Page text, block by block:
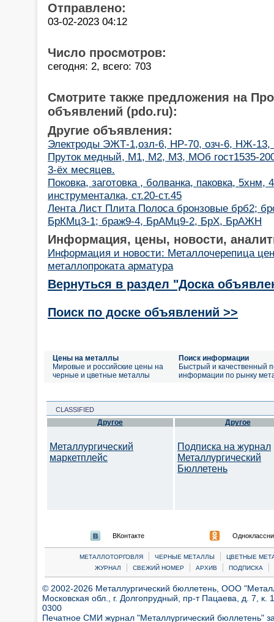
Отправлено:
03-02-2023 04:12
Число просмотров:
сегодня: 2, всего: 703
Смотрите также предложения на
объявлений (pdo.ru):
Другие объявления:
Электроды ЭЖТ-1,озл-6, НР-70, озч-6, НЖ-
Пруток медный, М1, М2, М3, МОб гост1535-
3-ёх месяцев.
Поковка, заготовка , болванка, паковка, 5хнм,
инструменталка, ст.20-ст.45
Лента Лист Плита Полоса бронзовые брб2;
БрКМц3-1; браж9-4, БрАМц9-2, БрХ, БрАЖН
Информация, цены, новости,
Информация и новости: Металлочерепица
металлопроката арматура
Вернуться в раздел "Доска
Поиск по доске объявлений >>
Цены на металлы
Мировые и российские цены на
черные и цветные металлы
Поиск информации
Быстрый и качественный
информации по рынку
CLASSIFIED
Другое
Металлургический
маркетплейс
Другое
Подписка на журнал
Металлургический
Бюллетень
ВКонтакте
МЕТАЛЛОТОРГОВЛЯ | ЧЕРНЫЕ МЕТАЛЛЫ |
ЦВЕТНЫЕ
ЖУРНАЛ
| СВЕЖИЙ НОМЕР | АРХИВ | ПОДПИСКА |
© 2002-2026 Металлургический бюллетень, ООО
Московская обл., г. Долгопрудный, пр-т Пацаева, д. 7,
0300
Печатное СМИ журнал "Металлургический бюллетень"